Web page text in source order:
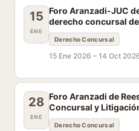
15
ENE
Foro Aranzadi-JUC
derecho concursal
Derecho Concursal
15 Ene 2026 – 14 Oct
28
ENE
Foro Aranzadi de
Concursal y
Derecho Concursal